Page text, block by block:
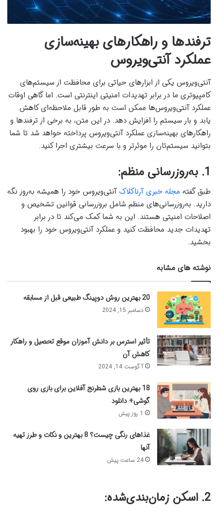
ترفندها و راهکارهای بهینه‌سازی
عملکرد آنتی‌ویروس
آنتی‌ویروس یکی از ابزارهای حیاتی برای محافظت از سیستم‌های
کامپیوتری ما در برابر تهدیدات امنیتی اینترنتی است. اما گاهی اوقات
عملکرد آنتی‌ویروس‌ها ممکن است به طور قابل ملاحظه‌ای کاهش
یابد و بار سیستم را افزایش دهد. در این متن، به برخی از ترفندها و
راهکارهای بهینه‌سازی عملکرد آنتی‌ویروس پرداخته خواهد شد تا شما
بتوانید سیستم‌تان را موثرتر و با سرعت بیشتری اجرا کنید.
1. به‌روزرسانی منظم:
طبق گفته مجله خبری آرناکلاکآنتی‌ویروس خود را همیشه به‌روز نگه
دارید. به‌روزرسانی‌های منظم شامل بروزرسانی قوانین تشخیص و
اصلاحات امنیتی هستند. این به شما کمک می‌کند تا در برابر
تهدیدات جدید محافظت کنید و عملکرد آنتی‌ویروس خود را بهبود
بخشید.
نوشته های مشابه
20 بهترین روش دوپینگ طبیعی قبل از مسابقه
دسامبر 15, 2024
تأثیر استرس بر دانش آموزان موقع تحصیل و راهکار
کاهش آن
آگوست 14, 2024
18 بهترین بازی شطرنج آفلاین برای بازی روی
گوشی+ دانلود
1 روز پیش
غذاهای رنگی چیست؟ 8 بهترین و نکات و طرز تهیه
آنها
24 ساعت پیش
2. اسکن زمان‌بندی‌شده: